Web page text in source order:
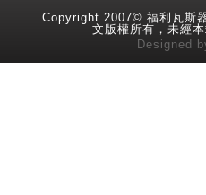
Copyright 2007© 福利瓦斯
文版權所有，未經
Designed